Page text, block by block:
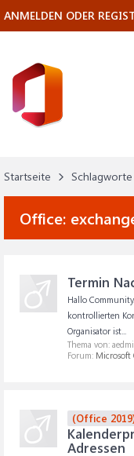
Startseite Schlagworte
Office:
Termin
Hallo
kontrollierten
Organisator ist...
Thema von:
Forum: Microsoft
(Office
Adressen
ANMELDEN ODER